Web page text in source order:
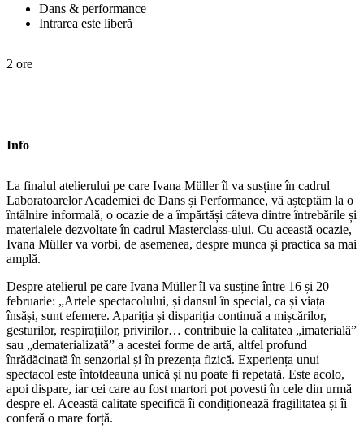
Dans & performance
Intrarea este liberă
2 ore
Info
La finalul atelierului pe care Ivana Müller îl va susține în cadrul
Laboratoarelor Academiei de Dans și Performance, vă așteptăm la o
întâlnire informală, o ocazie de a împărtăși câteva dintre întrebările și
materialele dezvoltate în cadrul Masterclass-ului. Cu această ocazie,
Ivana Müller va vorbi, de asemenea, despre munca și practica sa mai
amplă.
Despre atelierul pe care Ivana Müller îl va susține între 16 și 20
februarie: „Artele spectacolului, și dansul în special, ca și viața
însăși, sunt efemere. Apariția și dispariția continuă a mișcărilor,
gesturilor, respirațiilor, privirilor… contribuie la calitatea „imaterială”
sau „dematerializată” a acestei forme de artă, altfel profund
înrădăcinată în senzorial și în prezența fizică. Experiența unui
spectacol este întotdeauna unică și nu poate fi repetată. Este acolo,
apoi dispare, iar cei care au fost martori pot povesti în cele din urmă
despre el. Această calitate specifică îi condiționează fragilitatea și îi
conferă o mare forță.